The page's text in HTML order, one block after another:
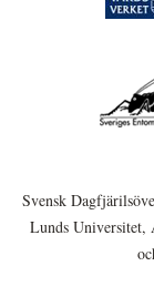
Svensk
Lunds Universitet,